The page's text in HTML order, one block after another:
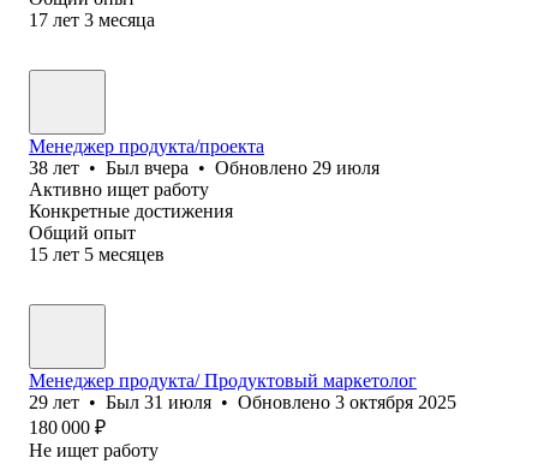
17 лет 3 месяца
Менеджер продукта/проекта
38 лет • Был вчера • Обновлено 29 июля
Активно ищет работу
Конкретные достижения
Общий опыт
15 лет 5 месяцев
Менеджер продукта/ Продуктовый маркетолог
29 лет • Был 31 июля • Обновлено 3 октября 2025
180 000 ₽
Не ищет работу